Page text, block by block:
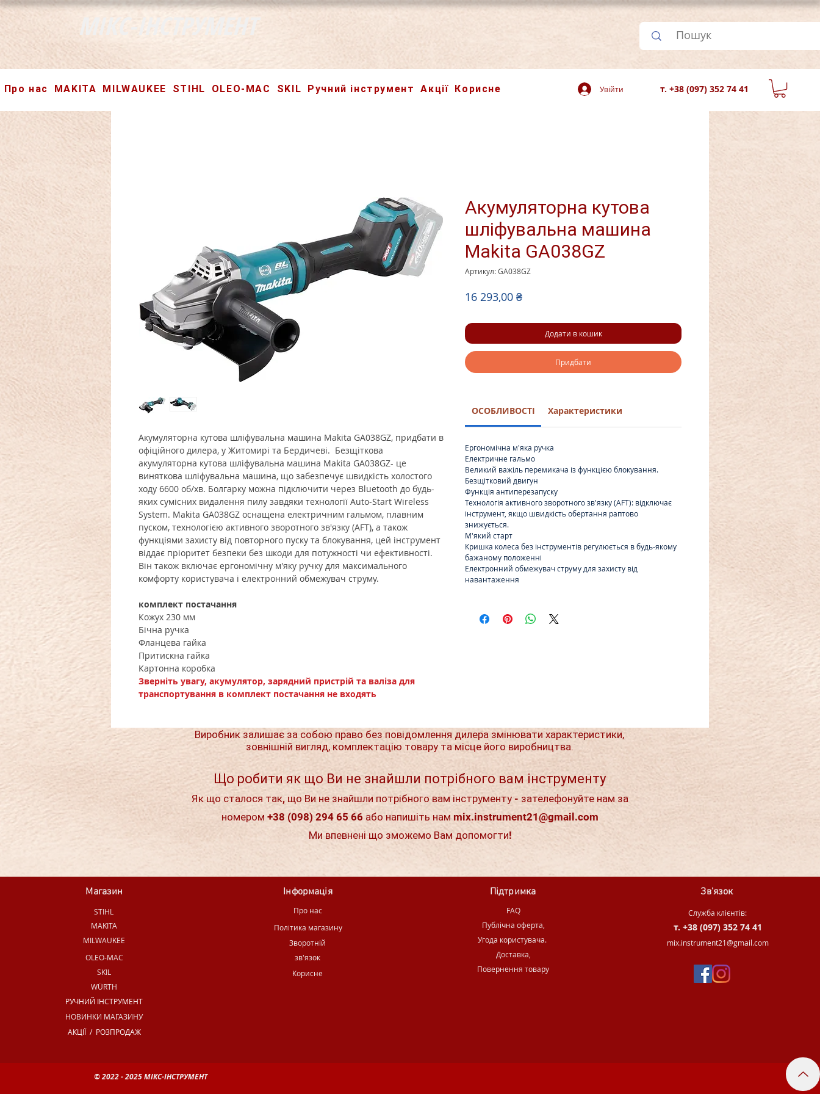
МІКС-ІНСТРУМЕНТ
Про нас MAKITA MILWAUKEE STIHL OLEO-MAC SKIL Ручний інструмент Акції Корисне т. +38 (097) 352 74 41
Увійти
Акумуляторна кутова шліфувальна машина Makita GA038GZ, придбати в
офіційного дилера, у Житомирі та Бердичеві. Безщіткова
акумуляторна кутова шліфувальна машина Makita GA038GZ- це
виняткова шліфувальна машина, що забезпечує швидкість холостого
ходу 6600 об/хв. Болгарку можна підключити через Bluetooth до будь-
яких сумісних видалення пилу завдяки технології Auto-Start Wireless
System. Makita GA038GZ оснащена електричним гальмом, плавним
пуском, технологією активного зворотного зв'язку (AFT), а також
функціями захисту від повторного пуску та блокування, цей інструмент
віддає пріоритет безпеки без шкоди для потужності чи ефективності.
Він також включає ергономічну м'яку ручку для максимального
комфорту користувача і електронний обмежувач струму.
комплект постачання
Кожух 230 мм
Бічна ручка
Фланцева гайка
Притискна гайка
Картонна коробка
Зверніть увагу, акумулятор, зарядний пристрій та валіза для
транспортування в комплект постачання не входять
Акумуляторна кутова
шліфувальна машина
Makita GA038GZ
Артикул: GA038GZ
16 293,00 ₴Ціна
Додати в кошик
Придбати
ОСОБЛИВОСТІ Характеристики
Ергономічна м'яка ручка
Електричне гальмо
Великий важіль перемикача із функцією блокування.
Безщітковий двигун
Функція антиперезапуску
Технологія активного зворотного зв'язку (AFT): відключає
інструмент, якщо швидкість обертання раптово
знижується.
М'який старт
Кришка колеса без інструментів регулюється в будь-якому
бажаному положенні
Електронний обмежувач струму для захисту від
навантаження
Виробник залишає за собою право без повідомлення дилера змінювати характеристики,
зовнішній вигляд, комплектацію товару та місце його виробництва.
Що робити як що Ви не знайшли потрібного вам інструменту
Як що сталося так, що Ви не знайшли потрібного вам інструменту - зателефонуйте нам за
номером +38 (098) 294 65 66 або напишіть нам mix.instrument21@gmail.com
Ми впевнені що зможемо Вам допомогти!
Магазин
STIHL
MAKITA
MILWAUKEE
OLEO-MAC
SKIL
WÜRTH
РУЧНИЙ ІНСТРУМЕНТ
НОВИНКИ МАГАЗИНУ
АКЦІЇ / РОЗПРОДАЖ
Інформація
Про нас
Політика магазину
Зворотній
зв'язок
Корисне
Підтримка
FAQ
Публічна оферта,
Угода користувача.
Доставка,
Повернення товару
Зв'язок
Служба клієнтів:
т. +38 (097) 352 74 41
mix.instrument21@gmail.com
© 2022 - 2025 МІКС-ІНСТРУМЕНТ